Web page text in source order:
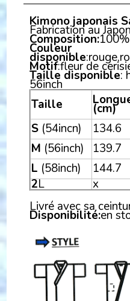
Kimono japonais
Fabrication au
Composition:
Couleur
disponible
Motif:fleur de
Taille disponible:
56inch
Taille
(cm)
S (54incn) 134.6
M (56inch) 139.7
L (58inch) 144.7
2L x
Livré avec sa
Disponibilité:en